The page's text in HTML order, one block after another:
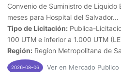
Convenio de Suministro de
meses para Hospital del Salvador...
Tipo de Licitación: Publica-
100 UTM e inferior a 1.000 UTM
Región: Region Metropolitana de
2026-08-06 Ver en Mercado Publico